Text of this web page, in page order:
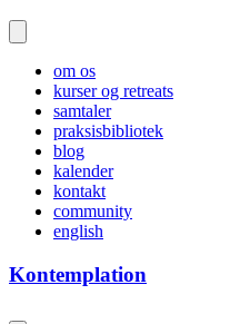
om os
kurser og retreats
samtaler
praksisbibliotek
blog
kalender
kontakt
community
english
Kontemplation